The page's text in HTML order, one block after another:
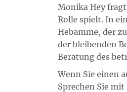
Monika Hey
Rolle spielt. In
Hebamme, der
der bleibenden
Beratung des
Wenn Sie einen
Sprechen Sie